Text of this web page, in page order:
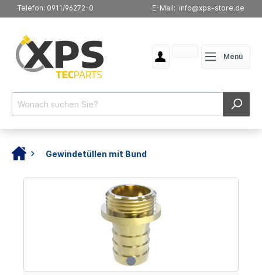
Telefon: 0911/96272-0 E-Mail: info@xps-store.de
Menü
Gewindetüllen mit Bund